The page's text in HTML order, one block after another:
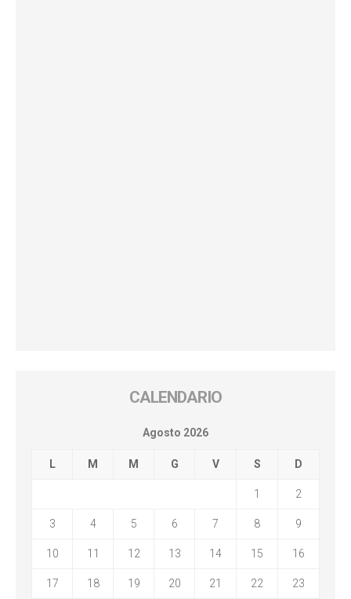
CALENDARIO
Agosto 2026
L M M G V S D
1 2
3 4 5 6 7 8 9
10 11 12 13 14 15 16
17 18 19 20 21 22 23